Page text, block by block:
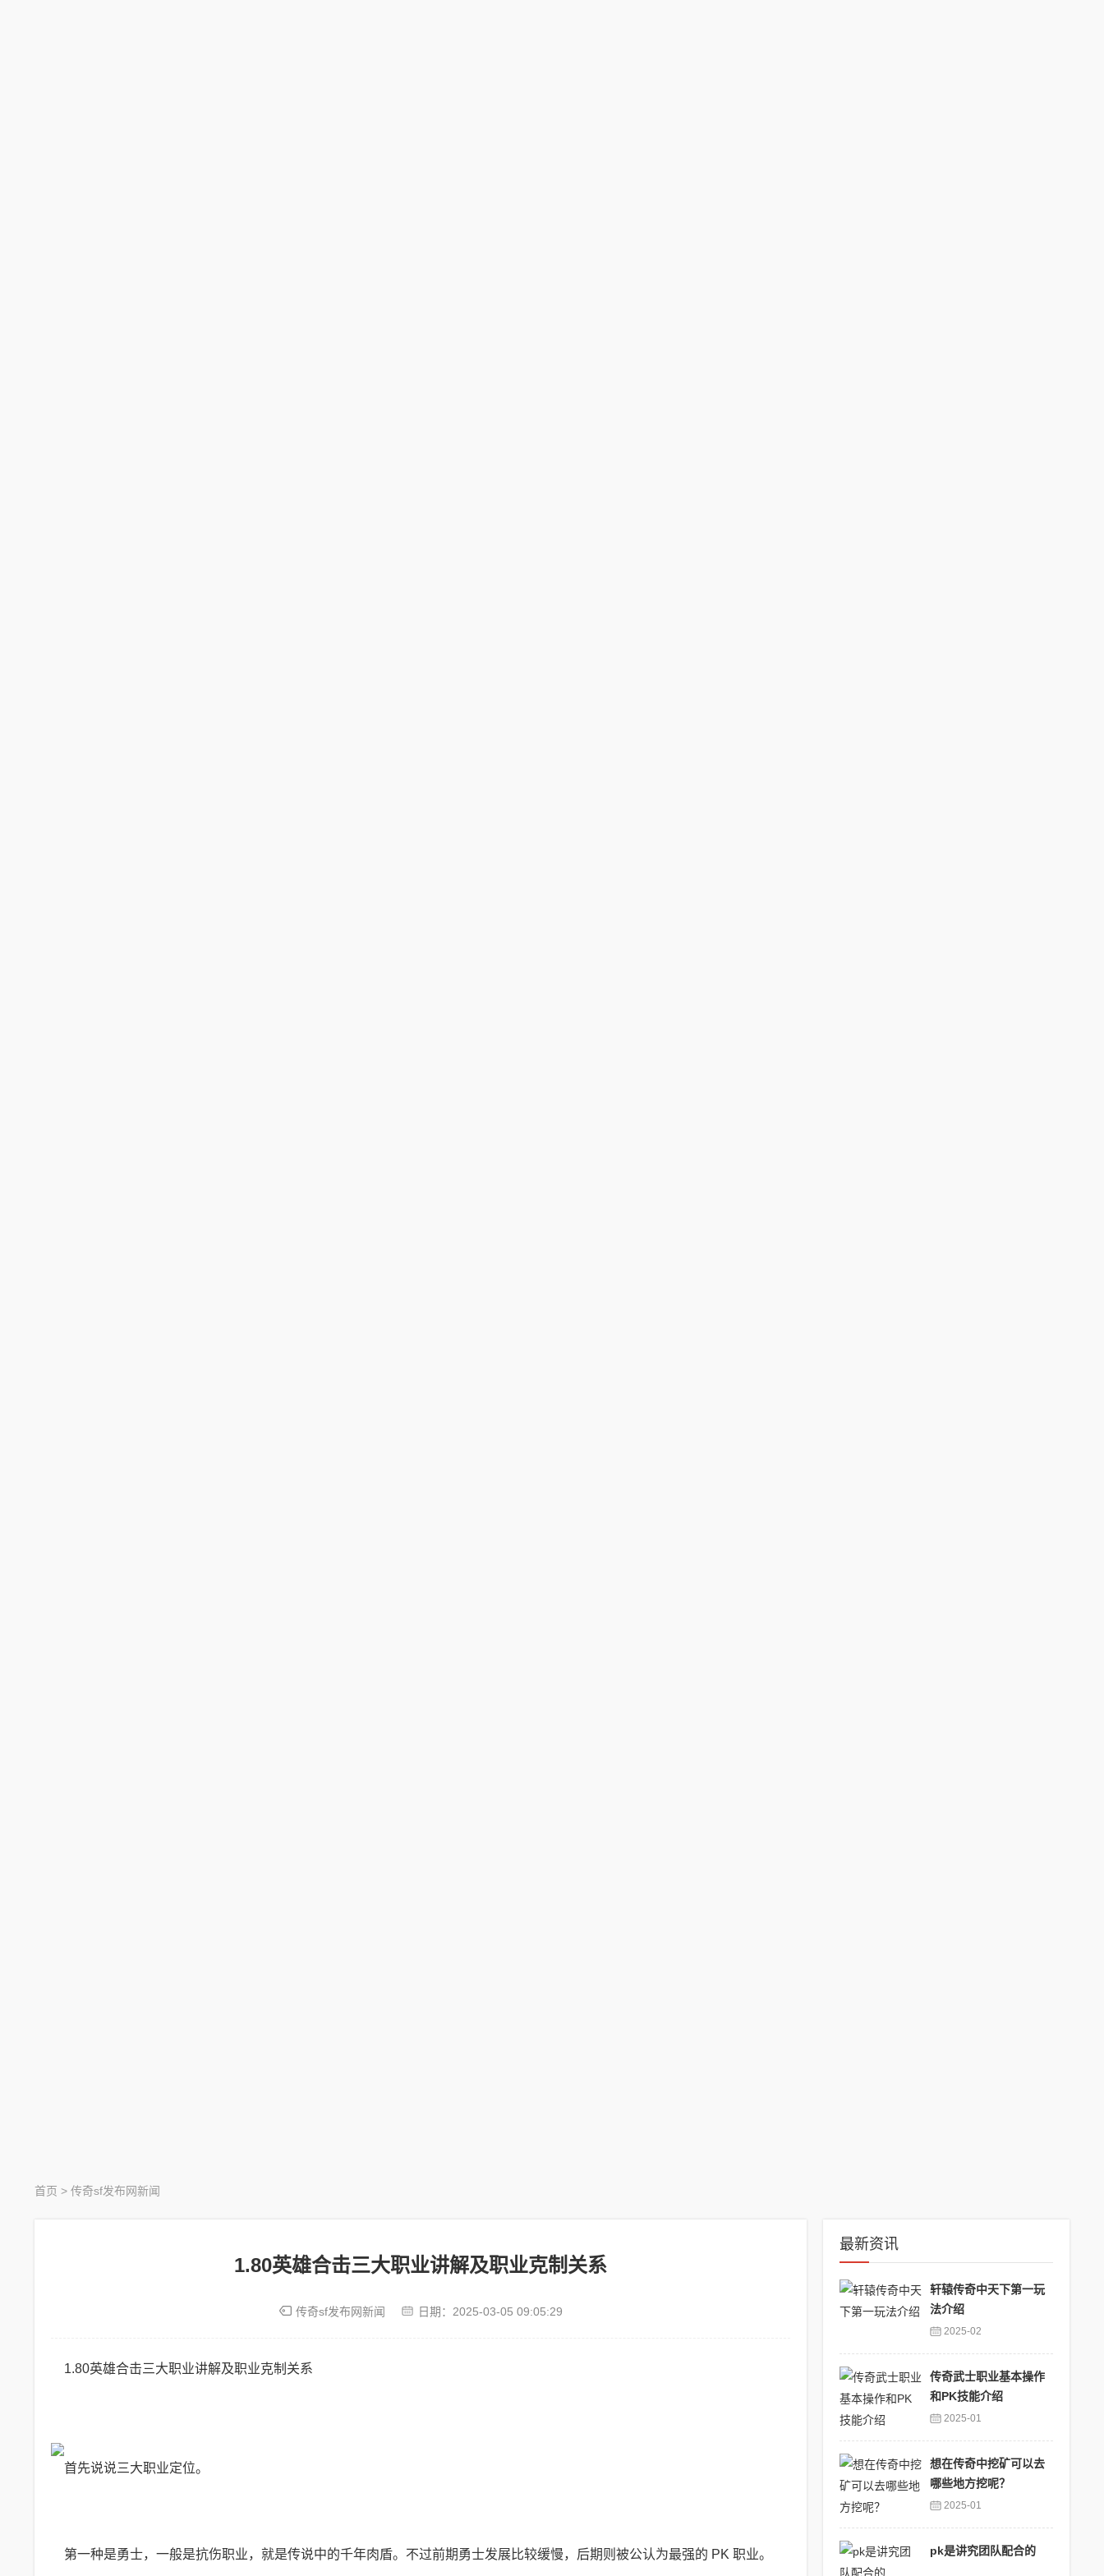
首页 > 传奇sf发布网新闻
1.80英雄合击三大职业讲解及职业克制关系
传奇sf发布网新闻 日期： 2025-03-05 09:05:29
1.80英雄合击三大职业讲解及职业克制关系
首先说说三大职业定位。
第一种是勇士，一般是抗伤职业，就是传说中的千年肉盾。不过前期勇士发展比较缓慢，后期则被公认为最强的 PK 职业。
最新资讯
轩辕传奇中天下第一玩
法介绍
2025-02
传奇武士职业基本操作
和PK技能介绍
2025-01
想在传奇中挖矿可以去
哪些地方挖呢？
2025-01
pk是讲究团队配合的